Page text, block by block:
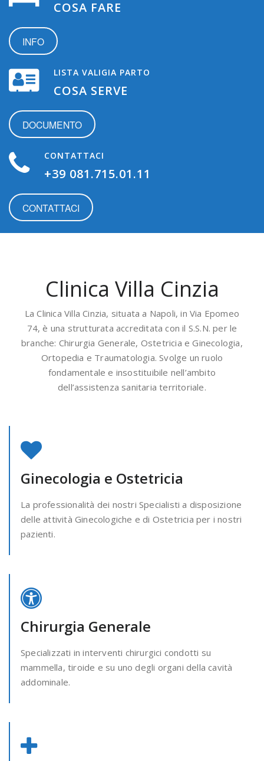
COSA FARE
INFO
LISTA VALIGIA PARTO
COSA SERVE
DOCUMENTO
CONTATTACI
+39 081.715.01.11
CONTATTACI
Clinica Villa Cinzia
La Clinica Villa Cinzia, situata a Napoli, in Via Epomeo
74, è una strutturata accreditata con il S.S.N. per le
branche: Chirurgia Generale, Ostetricia e Ginecologia,
Ortopedia e Traumatologia. Svolge un ruolo
fondamentale e insostituibile nell’ambito
dell’assistenza sanitaria territoriale.
Ginecologia e Ostetricia
La professionalità dei nostri Specialisti a disposizione
delle attività Ginecologiche e di Ostetricia per i nostri
pazienti.
Chirurgia Generale
Specializzati in interventi chirurgici condotti su
mammella, tiroide e su uno degli organi della cavità
addominale.